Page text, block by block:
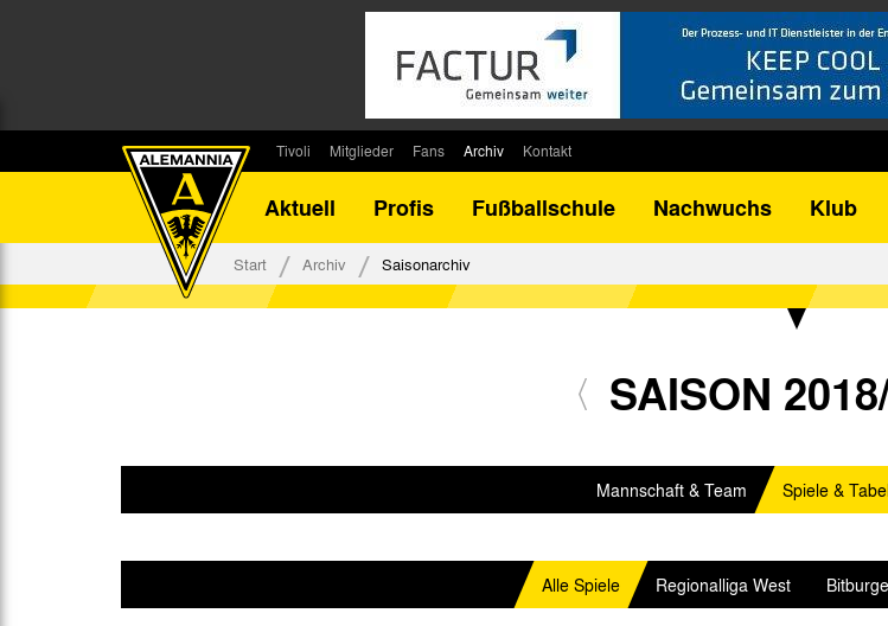
Tivoli
Stadionsprecher
Stadiongaststätte Klömpchensklub
Mitglieder
Kontakt
Fans
Fanbeirat
Fan-Klubs
Archiv
Bilanz DFB-Pokal
Kontakt
Aktuell
Profis Fußballschule Nachwuchs Klub
Start Archiv Saisonarchiv
SAISON
Mannschaft & Team Spiele &
Alle Spiele Regionalliga West